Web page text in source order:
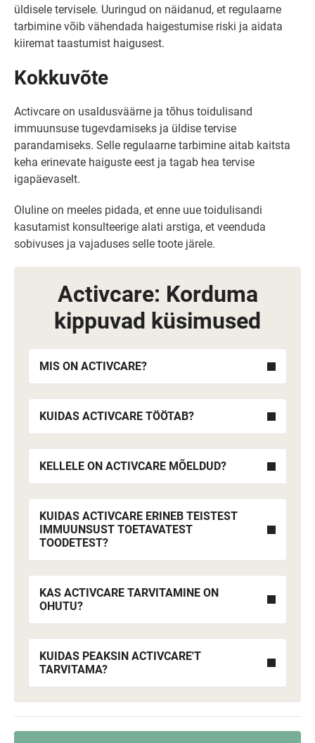
üldisele tervisele. Uuringud on näidanud, et regulaarne
tarbimine võib vähendada haigestumise riski ja aidata
kiiremat taastumist haigusest.
Kokkuvõte
Activcare on usaldusväärne ja tõhus toidulisand
immuunsuse tugevdamiseks ja üldise tervise
parandamiseks. Selle regulaarne tarbimine aitab kaitsta
keha erinevate haiguste eest ja tagab hea tervise
igapäevaselt.
Oluline on meeles pidada, et enne uue toidulisandi
kasutamist konsulteerige alati arstiga, et veenduda
sobivuses ja vajaduses selle toote järele.
Activcare: Korduma
kippuvad küsimused
MIS ON ACTIVCARE?
KUIDAS ACTIVCARE TÖÖTAB?
KELLELE ON ACTIVCARE MÕELDUD?
KUIDAS ACTIVCARE ERINEB TEISTEST
IMMUUNSUST TOETAVATEST
TOODETEST?
KAS ACTIVCARE TARVITAMINE ON
OHUTU?
KUIDAS PEAKSIN ACTIVCARE'T
TARVITAMA?